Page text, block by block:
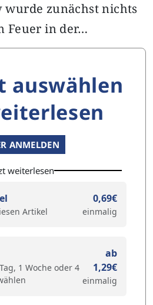
zunächst nichts
Feuer in der…
auswählen
ANMELDEN
weiterlesen
Artikel
0,69€
einmalig
1 Woche oder 4
ab
1,29€
einmalig